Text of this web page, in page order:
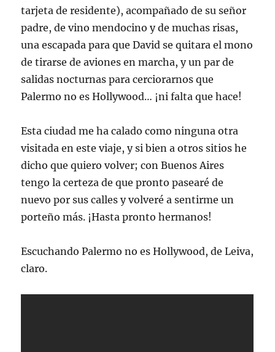
tarjeta de residente), acompañado de su señor
padre, de vino mendocino y de muchas risas,
una escapada para que David se quitara el mono
de tirarse de aviones en marcha, y un par de
salidas nocturnas para cerciorarnos que
Palermo no es Hollywood… ¡ni falta que hace!
Esta ciudad me ha calado como ninguna otra
visitada en este viaje, y si bien a otros sitios he
dicho que quiero volver; con Buenos Aires
tengo la certeza de que pronto pasearé de
nuevo por sus calles y volveré a sentirme un
porteño más. ¡Hasta pronto hermanos!
Escuchando Palermo no es Hollywood, de Leiva,
claro.